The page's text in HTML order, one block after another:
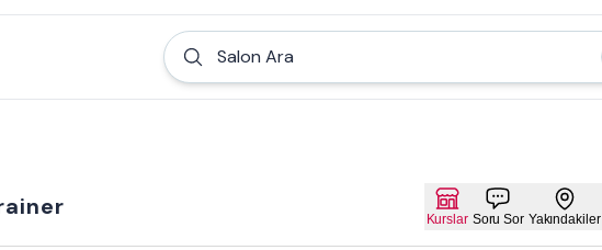
Salon Ara
Kurslar Soru Sor Yakındakiler